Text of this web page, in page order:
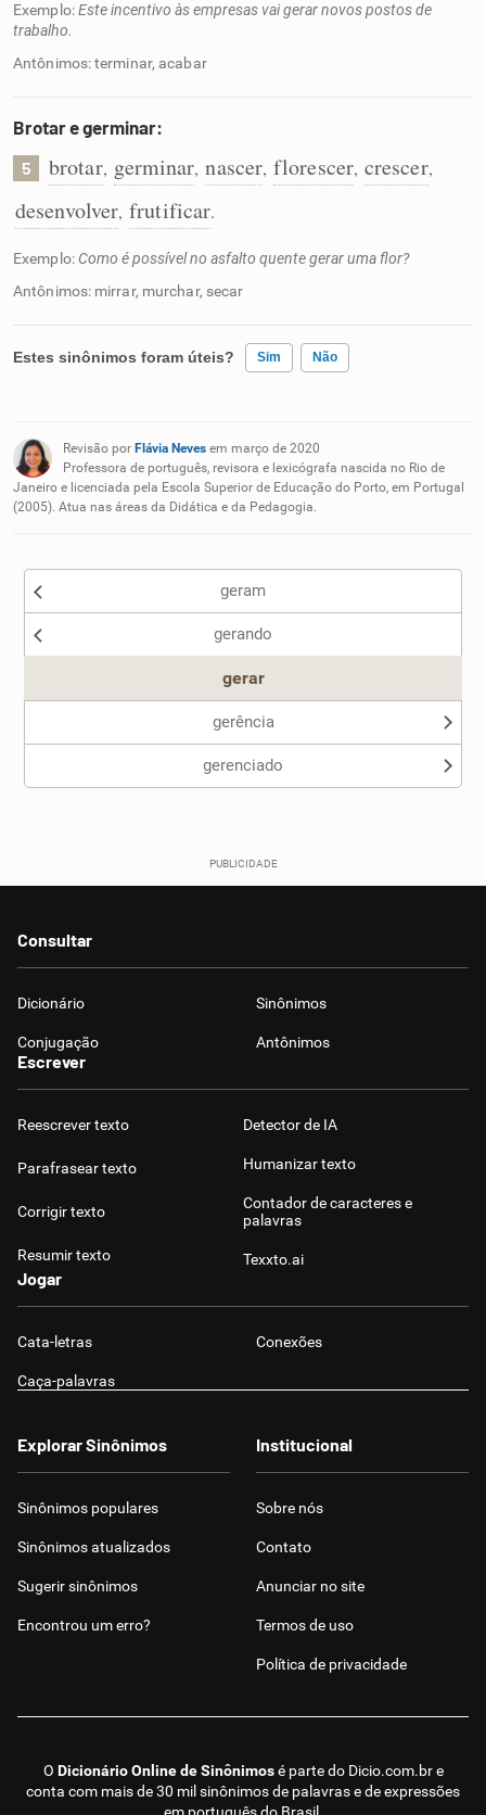
Exemplo:Este incentivo às empresas vai gerar novos postos de
trabalho.
Antônimos: terminar, acabar
Brotar e germinar:
5 brotar, germinar, nascer, florescer, crescer,
desenvolver, frutificar.
Exemplo: Como é possível no asfalto quente gerar uma flor?
Antônimos: mirrar, murchar, secar
Estes sinônimos foram úteis? Sim Não
Nenhum dos sinônimos apresentados me ajudou
Outro
Revisão por Flávia Neves em março de 2020
Professora de português, revisora e lexicógrafa nascida no Rio de
Janeiro e licenciada pela Escola Superior de Educação do Porto, em Portugal
(2005). Atua nas áreas da Didática e da Pedagogia.
geram
gerando
gerar
gerência
gerenciado
Consultar
Dicionário Sinônimos
Conjugação Antônimos
Escrever
Reescrever texto
Parafrasear texto
Corrigir texto
Resumir texto
Detector de IA
Humanizar texto
Contador de caracteres e
palavras
Texxto.ai
Jogar
Cata-letras Conexões
Caça-palavras
O Dicionário Online de Sinônimosé parte do Dicio.com.bre
conta com mais de 30 mil sinônimos de palavras e de expressões
Explorar Sinônimos
Sinônimos populares
Sinônimos atualizados
Sugerir sinônimos
Encontrou um erro?
Institucional
Sobre nós
Contato
Anunciar no site
Termos de uso
Política de privacidade